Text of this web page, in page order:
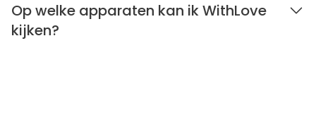
Op welke apparaten kan ik WithLove
kijken?